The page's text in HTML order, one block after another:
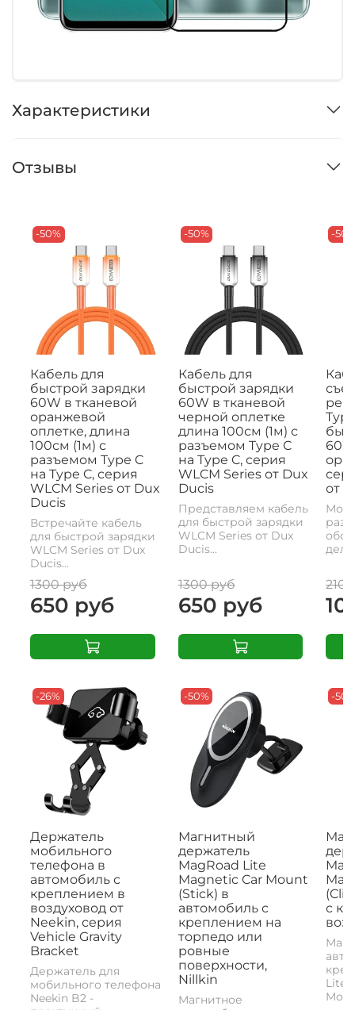
Характеристики
Отзывы
-50%
Кабель для
быстрой зарядки
60W в тканевой
оранжевой
оплетке, длина
100см (1м) с
разъемом Type C
на Type C, серия
WLCM Series от Dux
Ducis
Встречайте кабель
для быстрой зарядки
WLCM Series от Dux
Ducis...
1300 руб
650 руб
-50%
Кабель для
быстрой зарядки
60W в тканевой
черной оплетке
длина 100см (1м) с
разъемом Type C
на Type C, серия
WLCM Series от Dux
Ducis
Представляем кабель
для быстрой зарядки
WLCM Series от Dux
Ducis...
1300 руб
650 руб
-
от
-26%
Держатель
мобильного
телефона в
автомобиль с
креплением в
воздуховод от
Neekin, серия
Vehicle Gravity
Bracket
Держатель для
мобильного телефона
Neekin B2 -
-50%
Магнитный
держатель
MagRoad Lite
Magnetic Car Mount
(Stick) в
автомобиль с
креплением на
торпедо или
ровные
поверхности,
Nillkin
Магнитное
-
с
Lite